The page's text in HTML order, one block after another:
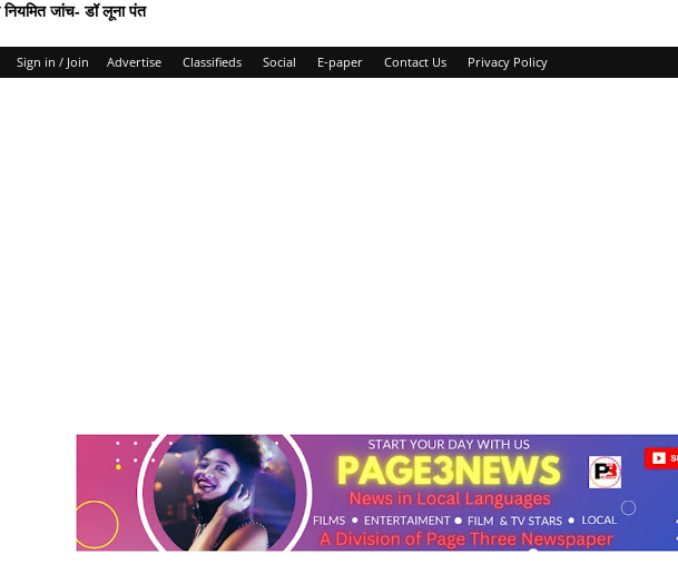
जांच- डॉ लूना पंत
Sign in / Join Advertise Classifieds Social E-paper Contact Us Privacy Policy